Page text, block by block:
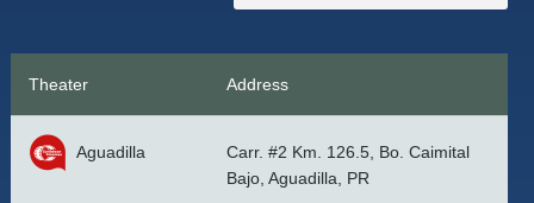
Theater Address
Aguadilla
Carr. #2 Km. 126.5, Bo. Caimital
Bajo, Aguadilla, PR